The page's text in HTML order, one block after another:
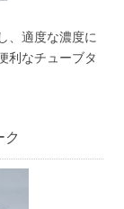
、適度な濃度に
利なチューブタ